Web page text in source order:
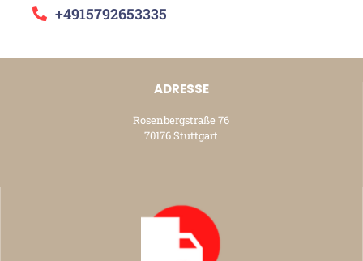
+4915792653335
ADRESSE
Rosenbergstraße 76
70176 Stuttgart